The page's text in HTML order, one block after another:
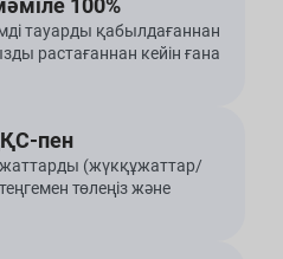
100%
тауарды қабылдағаннан
растағаннан кейін ғана
пен
(жүкқұжаттар/
төлеңіз және